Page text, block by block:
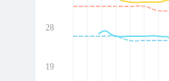
28
19